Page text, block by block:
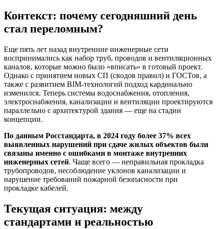
Контекст: почему сегодняшний день
стал переломным?
Еще пять лет назад внутренние инженерные сети
воспринимались как набор труб, проводов и вентиляционных
каналов, которые можно было «вписать» в готовый проект.
Однако с принятием новых СП (сводов правил) и ГОСТов, а
также с развитием BIM-технологий подход кардинально
изменился. Теперь системы водоснабжения, отопления,
электроснабжения, канализации и вентиляции проектируются
параллельно с архитектурой здания — еще на стадии
концепции.
По данным Росстандарта, в 2024 году более 37% всех
выявленных нарушений при сдаче жилых объектов были
связаны именно с ошибками в монтаже внутренних
инженерных сетей. Чаще всего — неправильная прокладка
трубопроводов, несоблюдение уклонов канализации и
нарушение требований пожарной безопасности при
прокладке кабелей.
Текущая ситуация: между
стандартами и реальностью